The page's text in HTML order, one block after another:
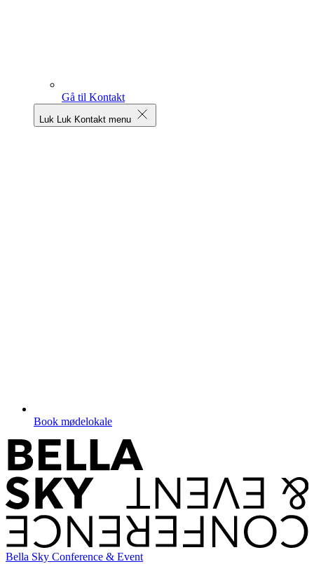
Gå til Kontakt
Luk Luk Kontakt menu
Book mødelokale
Bella Sky Conference & Event